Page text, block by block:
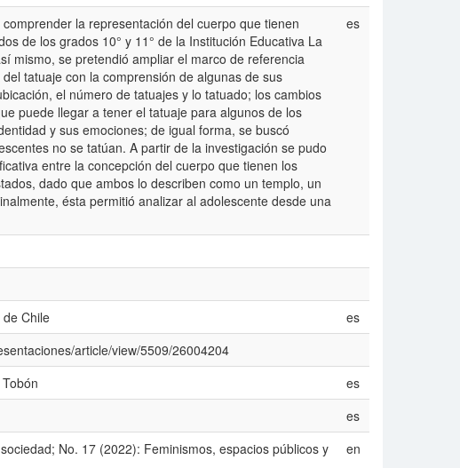
la representación del cuerpo que tienen
de los grados 10° y 11° de la Institución Educativa La
mismo, se pretendió ampliar el marco de referencia
tatuaje con la comprensión de algunas de sus
el número de tatuajes y lo tatuado; los cambios
puede llegar a tener el tatuaje para algunos de los
y sus emociones; de igual forma, se buscó
no se tatúan. A partir de la investigación se pudo
entre la concepción del cuerpo que tienen los
dado que ambos lo describen como un templo, un
ésta permitió analizar al adolescente desde una
es
Chile
es
article/view/5509/26004204
es
es
No. 17 (2022): Feminismos, espacios públicos y
en